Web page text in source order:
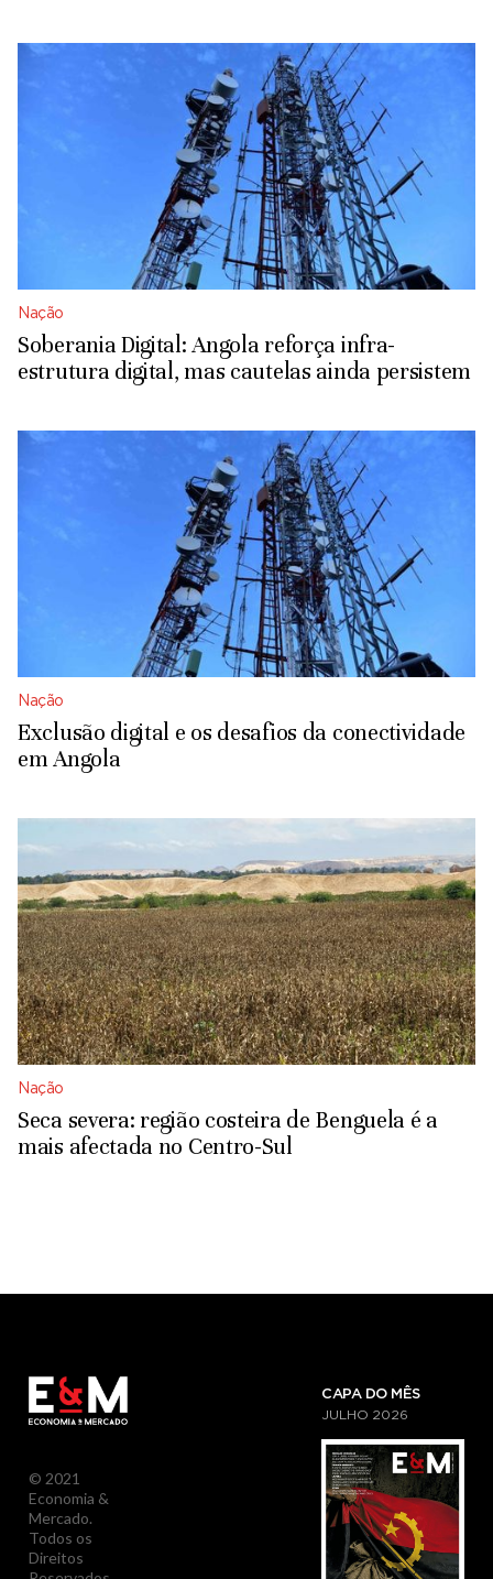
Nação
Soberania Digital: Angola reforça infra-
estrutura digital, mas cautelas ainda persistem
Nação
Exclusão digital e os desafios da conectividade
em Angola
Nação
Seca severa: região costeira de Benguela é a
mais afectada no Centro-Sul
© 2021
Economia &
Mercado.
Todos os
Direitos
CAPA DO MÊS
JULHO 2026